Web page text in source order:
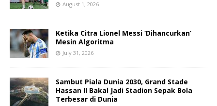
August 1, 2026
Ketika Citra Lionel Messi ‘Dihancurkan’
Mesin Algoritma
July 31, 2026
Sambut Piala Dunia 2030, Grand Stade
Hassan II Bakal Jadi Stadion Sepak Bola
Terbesar di Dunia